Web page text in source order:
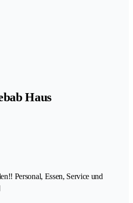
Haus
Personal, Essen, Service und